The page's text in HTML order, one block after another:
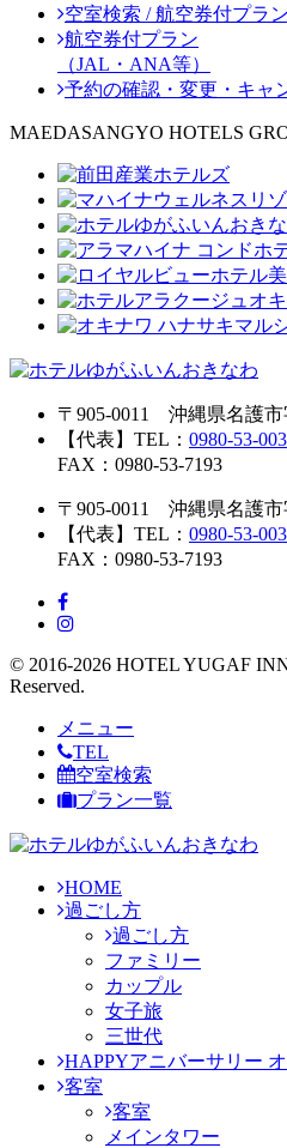
空室検索 / 航空券付プラ
航空券付プラン
（JAL・ANA等）
予約の確認・変更・キャ
MAEDASANGYO HOTELS
〒905-0011 沖縄県名護市
【代表】TEL： 0980-53-
FAX：0980-53-7193
〒905-0011 沖縄県名護市
【代表】TEL： 0980-53-
FAX：0980-53-7193
© 2016-2026 HOTEL YUGAF
Reserved.
メニュー
TEL
空室検索
プラン一覧
HOME
過ごし方
過ごし方
ファミリー
カップル
女子旅
三世代
HAPPYアニバーサリー
客室
客室
メインタワー